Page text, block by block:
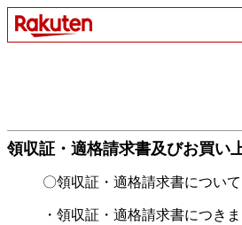
領収証・適格請求書及びお買い
〇領収証・適格請求書について
・領収証・適格請求書につき